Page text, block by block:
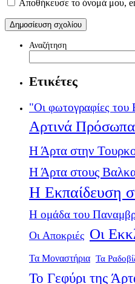
Αποθήκευσε το όνομά μου,
Αναζήτηση
Ετικέτες
"Οι φωτογραφίες του
Αρτινά
Η Άρτα στην
Η Άρτα στους
Η Εκπαίδευση
Η ομάδα του
Οι Αποκριές Οι
Τα Μοναστήρια Τα
Το Γεφύρι της